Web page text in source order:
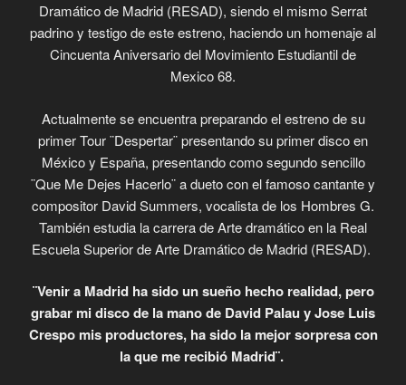
Dramático de Madrid (RESAD), siendo el mismo Serrat
padrino y testigo de este estreno, haciendo un homenaje al
Cincuenta Aniversario del Movimiento Estudiantil de
Mexico 68.
Actualmente se encuentra preparando el estreno de su
primer Tour ¨Despertar¨ presentando su primer disco en
México y España, presentando como segundo sencillo
¨Que Me Dejes Hacerlo¨ a dueto con el famoso cantante y
compositor David Summers, vocalista de los Hombres G.
También estudia la carrera de Arte dramático en la Real
Escuela Superior de Arte Dramático de Madrid (RESAD).
¨Venir a Madrid ha sido un sueño hecho realidad, pero
grabar mi disco de la mano de David Palau y Jose Luis
Crespo mis productores, ha sido la mejor sorpresa con
la que me recibió Madrid¨.